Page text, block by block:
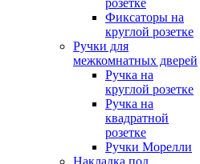
розетке
Фиксаторы на
круглой розетке
Ручки для
межкомнатных дверей
Ручка на
круглой розетке
Ручка на
квадратной
розетке
Ручки Морелли
Накладка под